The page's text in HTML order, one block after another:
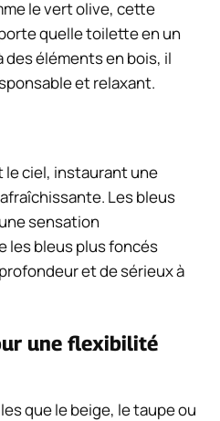
le vert olive, cette
quelle toilette en un
des éléments en bois, il
et relaxant.
le ciel, instaurant une
Les bleus
sensation
les bleus plus foncés
et de sérieux à
une flexibilité
que le beige, le taupe ou